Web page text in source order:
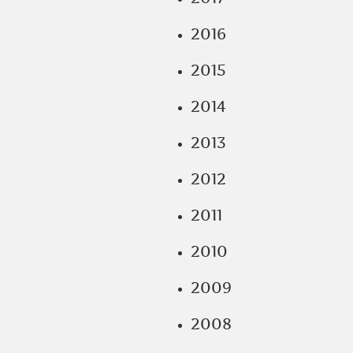
2016
2015
2014
2013
2012
2011
2010
2009
2008